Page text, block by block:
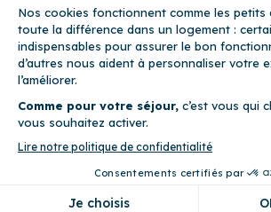
location–CGU– Politique de
Cocoonr est conçu et développé à